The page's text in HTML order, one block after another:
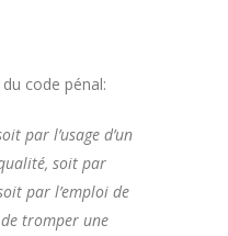
code pénal:
par l’usage d’un
soit par
par l’emploi de
tromper une